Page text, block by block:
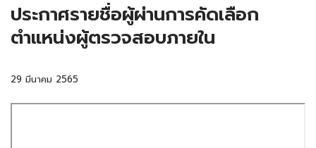
ประกาศรายชื่อผู้ผ่านการคัดเลือก
ตำแหน่งผู้ตรวจสอบภายใน
29 มีนาคม 2565